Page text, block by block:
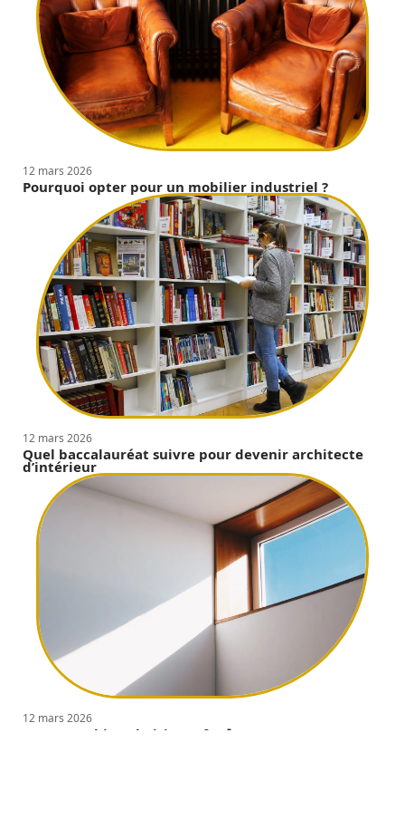
12 mars 2026
Pourquoi opter pour un mobilier industriel ?
12 mars 2026
Quel baccalauréat suivre pour devenir architecte
d’intérieur
12 mars 2026
Comment bien choisir ses fenêtres ?